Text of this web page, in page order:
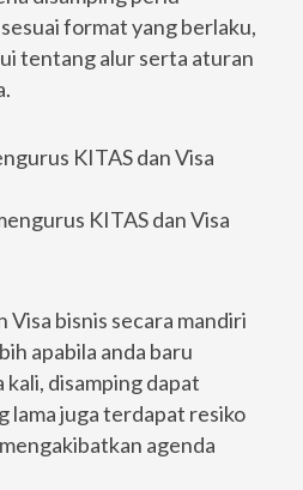
format yang berlaku,
tentang alur serta aturan
KITAS dan Visa
Visa bisnis secara mandiri
apabila anda baru
disamping dapat
lama juga terdapat resiko
agenda